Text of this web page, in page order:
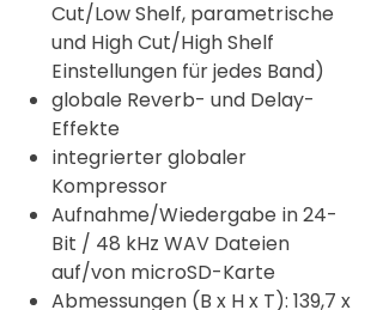
Cut/Low Shelf, parametrische
und High Cut/High Shelf
Einstellungen für jedes Band)
globale Reverb- und Delay-
Effekte
integrierter globaler
Kompressor
Aufnahme/Wiedergabe in 24-
Bit / 48 kHz WAV Dateien
auf/von microSD-Karte
Abmessungen (B x H x T): 139,7 x